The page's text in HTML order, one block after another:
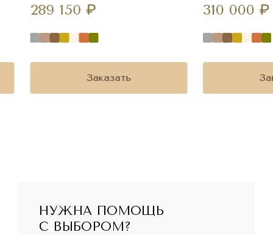
289 150 ₽
Заказать
310 000 ₽
НУЖНА ПОМОЩЬ
С ВЫБОРОМ?